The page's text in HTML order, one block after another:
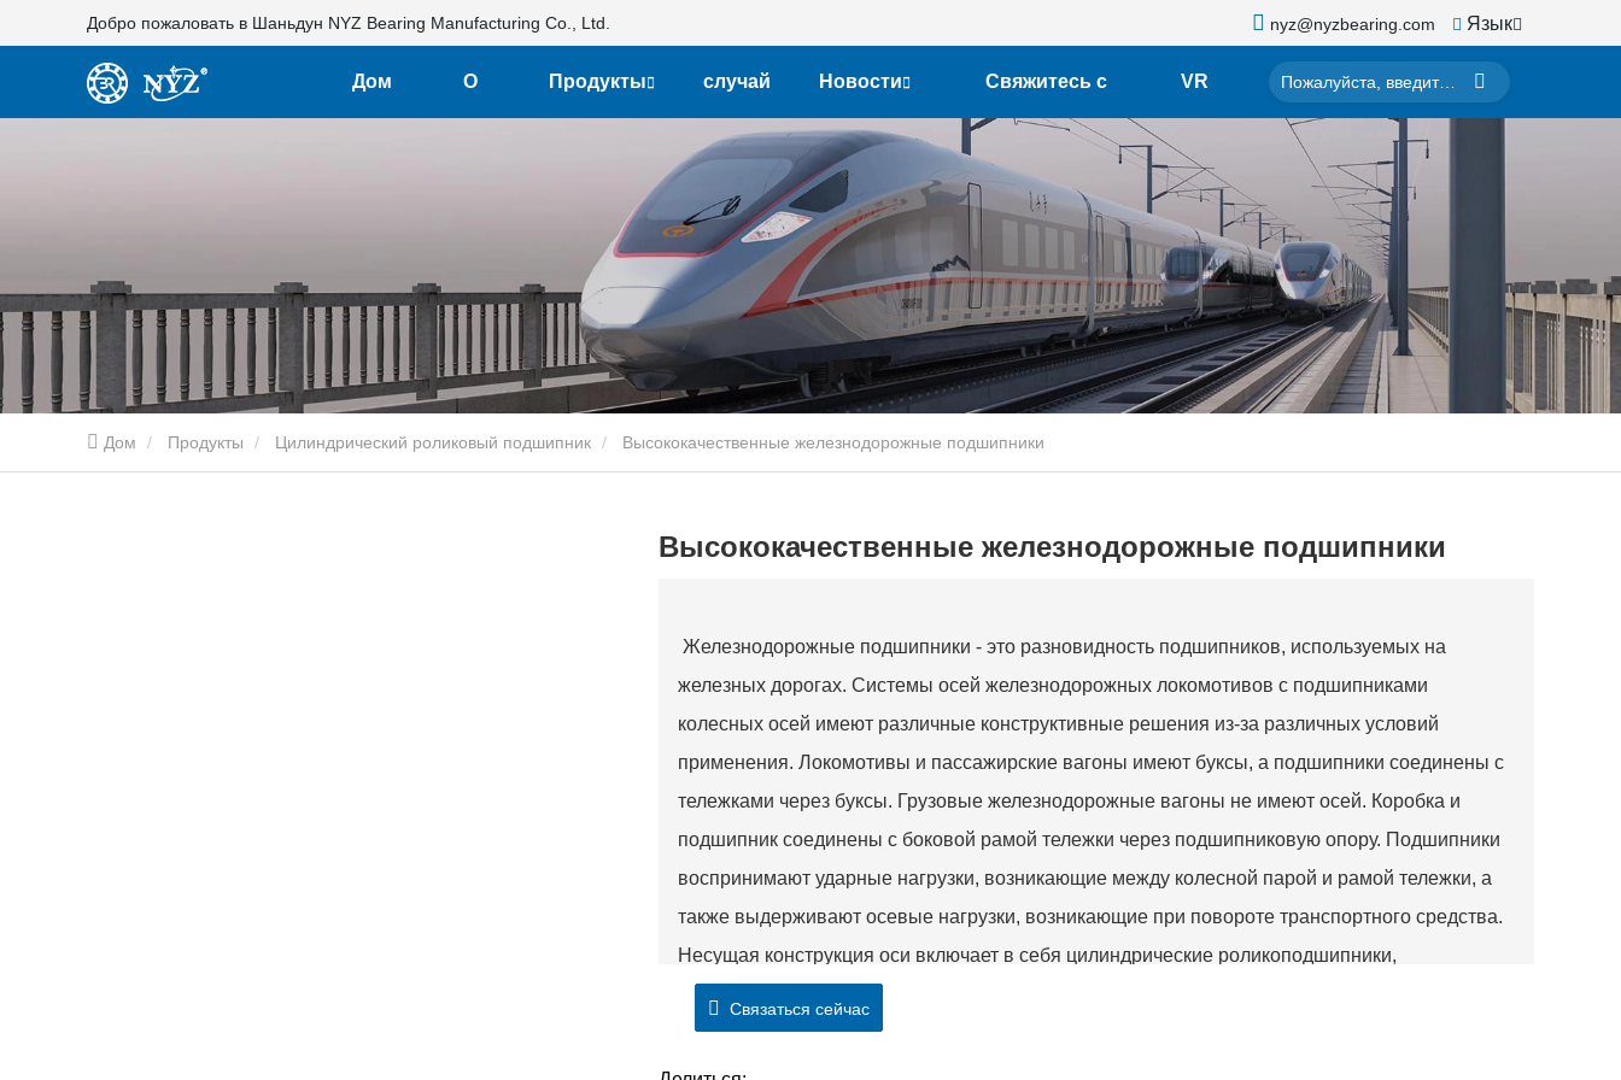
Добро пожаловать в Шаньдун NYZ Bearing Manufacturing Co., Ltd. nyz@nyzbearing.com Язык
Дом О Продукты случай Новости Свяжитесь с VR
Дом Продукты Цилиндрический роликовый подшипник Высококачественные железнодорожные подшипники
Высококачественные железнодорожные подшипники
Железнодорожные подшипники - это разновидность подшипников, используемых на
железных дорогах. Системы осей железнодорожных локомотивов с подшипниками
колесных осей имеют различные конструктивные решения из-за различных условий
применения. Локомотивы и пассажирские вагоны имеют буксы, а подшипники соединены с
тележками через буксы. Грузовые железнодорожные вагоны не имеют осей. Коробка и
подшипник соединены с боковой рамой тележки через подшипниковую опору. Подшипники
воспринимают ударные нагрузки, возникающие между колесной парой и рамой тележки, а
также выдерживают осевые нагрузки, возникающие при повороте транспортного средства.
Несущая конструкция оси включает в себя цилиндрические роликоподшипники,
роликоподшипники. В соответствии с требованиями к применению железнодорожных
подшипников, осевые подшипники должны иметь длительный период без обслуживания,
Связаться сейчас